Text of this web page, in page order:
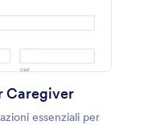
Caregiver
essenziali per